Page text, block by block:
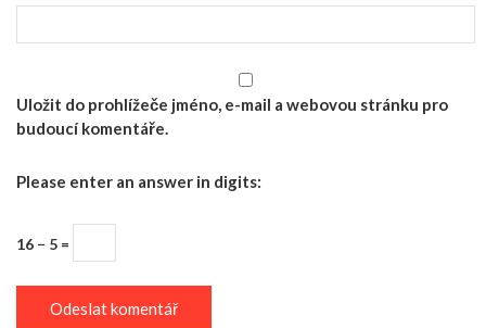
Uložit do prohlížeče jméno, e-mail a webovou stránku pro
budoucí komentáře.
Please enter an answer in digits:
16 − 5 =